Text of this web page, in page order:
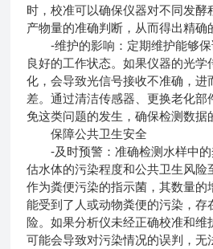
时，校准可以确保仪器对不同发酵
产物量的准确判断，从而得出精确
-维护的影响：定期维护能够保
良好的工作状态。如果仪器的光学
化，会导致光信号接收不准确，进
差。通过清洁传感器、更换老化部
免这类问题的发生，确保检测数据
保障公共卫生安全
-及时预警：准确检测水样中的
估水体的污染程度和公共卫生风险
作为粪便污染的指示菌，其数量的
能受到了人或动物粪便的污染，存
险。如果分析仪未经正确校准和维
可能会导致对污染情况的误判，无